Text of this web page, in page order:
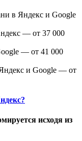
в Яндекс и Google
— от 37 000
— от 41 000
и Google — от
исходя из